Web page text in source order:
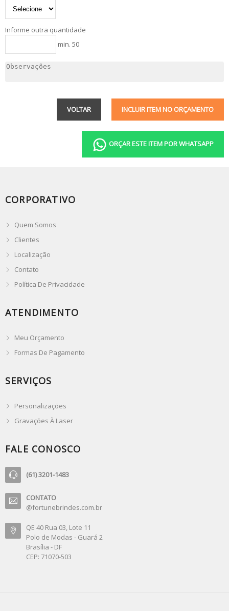
Informe outra quantidade
min. 50
INCLUIR ITEM NO ORÇAMENTO
VOLTAR
ORÇAR ESTE ITEM POR WHATSAPP
CORPORATIVO
Quem Somos
Clientes
Localização
Contato
Política De Privacidade
ATENDIMENTO
Meu Orçamento
Formas De Pagamento
SERVIÇOS
Personalizações
Gravações À Laser
FALE CONOSCO
(61) 3201-1483
CONTATO
@fortunebrindes.com.br
QE 40 Rua 03, Lote 11
Polo de Modas - Guará 2
Brasília - DF
CEP: 71070-503